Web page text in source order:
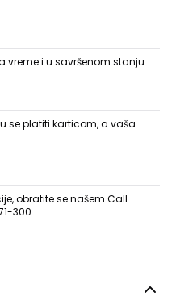
vreme i u savršenom stanju.
se platiti karticom, a vaša
obratite se našem Call
300